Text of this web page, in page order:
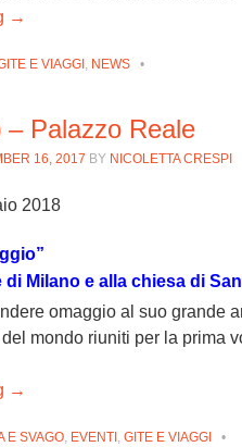
→
E VIAGGI , NEWS •
– Palazzo Reale
16, 2017 BY NICOLETTA CRESPI
2018
di Milano e alla chiesa di
omaggio al suo grande
mondo riuniti per la prima
→
E SVAGO, EVENTI , GITE E VIAGGI •